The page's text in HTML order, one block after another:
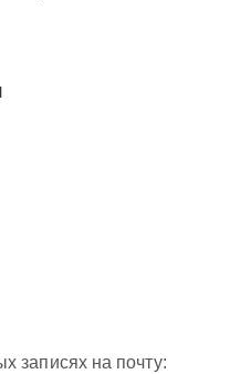
записях на почту: